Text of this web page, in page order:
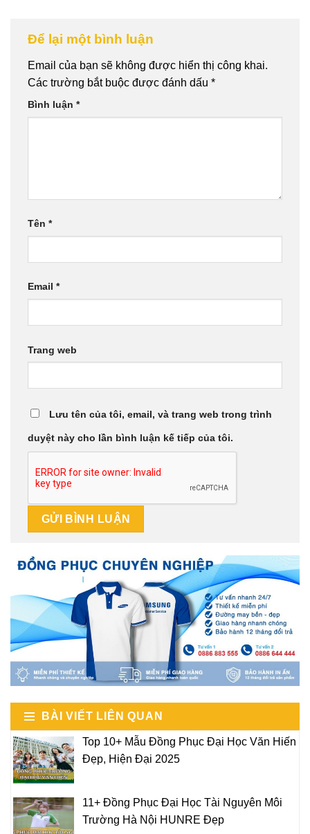
Để lại một bình luận
Email của bạn sẽ không được hiển thị công khai.
Các trường bắt buộc được đánh dấu *
Bình luận *
Tên *
Email *
Trang web
Lưu tên của tôi, email, và trang web trong trình
duyệt này cho lần bình luận kế tiếp của tôi.
BÀI VIẾT LIÊN QUAN
Top 10+ Mẫu Đồng Phục Đại Học Văn Hiến
Đẹp, Hiện Đại 2025
11+ Đồng Phục Đại Học Tài Nguyên Môi
Trường Hà Nội HUNRE Đẹp